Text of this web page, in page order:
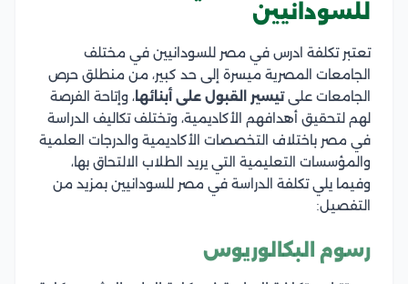
للسودانيين
تعتبر تكلفة ادرس في مصر للسودانيين في مختلف
الجامعات المصرية ميسرة إلى حد كبير، من منطلق حرص
الجامعات علىتيسير القبول على أبنائها، وإتاحة الفرصة
لهم لتحقيق أهدافهم الأكاديمية، وتختلف تكاليف الدراسة
في مصر باختلاف التخصصات الأكاديمية والدرجات العلمية
والمؤسسات التعليمية التي يريد الطلاب الالتحاق بها،
وفيما يلي تكلفة الدراسة في مصر للسودانيين بمزيد من
التفصيل:
رسوم البكالوريوس